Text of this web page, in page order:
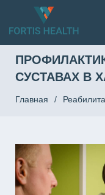
СУСТАВАХ В
Главная /